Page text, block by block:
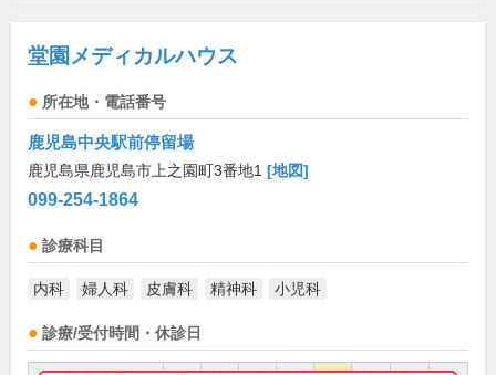
堂園メディカルハウス
所在地・電話番号
鹿児島中央駅前停留場
鹿児島県鹿児島市上之園町3番地1 [地図]
099-254-1864
診療科目
内科 婦人科 皮膚科 精神科 小児科
診療/受付時間・休診日